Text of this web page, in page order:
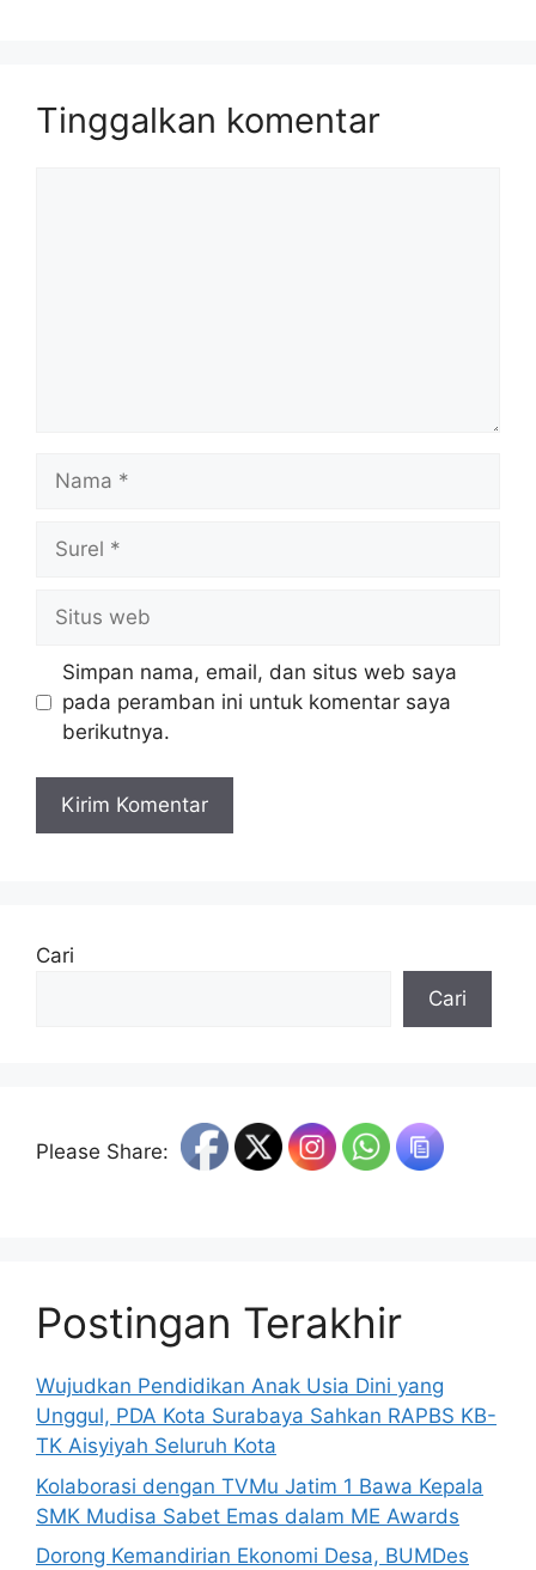
Tinggalkan komentar
web
Simpan nama, email, dan situs web saya
pada peramban ini untuk komentar saya
berikutnya.
Cari
Cari
Please Share:
Postingan Terakhir
Wujudkan Pendidikan Anak Usia Dini yang
Unggul, PDA Kota Surabaya Sahkan RAPBS KB-
TK Aisyiyah Seluruh Kota
Kolaborasi dengan TVMu Jatim 1 Bawa Kepala
SMK Mudisa Sabet Emas dalam ME Awards
Dorong Kemandirian Ekonomi Desa, BUMDes